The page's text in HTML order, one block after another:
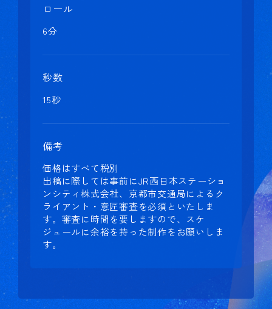
ロール
6分
秒数
15秒
備考
価格はすべて税別
出稿に際しては事前にJR西日本ステーショ
ンシティ株式会社、京都市交通局によるク
ライアント・意匠審査を必須といたしま
す。審査に時間を要しますので、スケ
ジュールに余裕を持った制作をお願いしま
す。